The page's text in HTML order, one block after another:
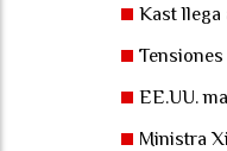
Kast llega
EE.UU.
Ministra